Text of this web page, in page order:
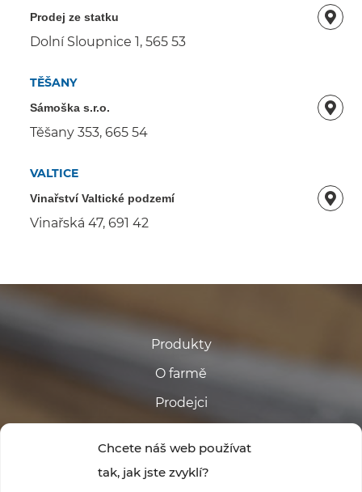
Chcete náš web používat
tak, jak jste zvyklí?
Prodej ze statku
Dolní Sloupnice 1, 565 53
TĚŠANY
Sámoška s.r.o.
Těšany 353, 665 54
VALTICE
Vinařství Valtické podzemí
Vinařská 47, 691 42
Produkty
O farmě
Prodejci